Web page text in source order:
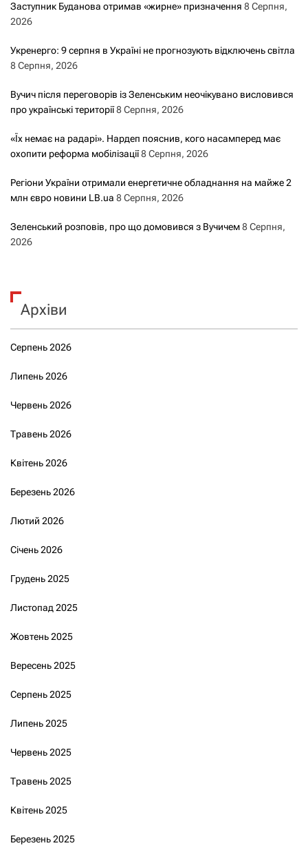
Заступник Буданова отримав «жирне» призначення 8 Серпня,
2026
Укренерго: 9 серпня в Україні не прогнозують відключень світла
8 Серпня, 2026
Вучич після переговорів із Зеленським неочікувано висловився
про українські території8 Серпня, 2026
«Їх немає на радарі». Нардеп пояснив, кого насамперед має
охопити реформа мобілізації8 Серпня, 2026
Регіони України отримали енергетичне обладнання на майже 2
млн євро новини LB.ua 8 Серпня, 2026
Зеленський розповів, про що домовився з Вучичем8 Серпня,
2026
Архіви
Серпень 2026
Липень 2026
Червень 2026
Травень 2026
Квітень 2026
Березень 2026
Лютий 2026
Січень 2026
Грудень 2025
Листопад 2025
Жовтень 2025
Вересень 2025
Серпень 2025
Липень 2025
Червень 2025
Травень 2025
Квітень 2025
Березень 2025